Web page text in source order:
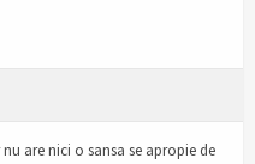
are nici o sansa se apropie de